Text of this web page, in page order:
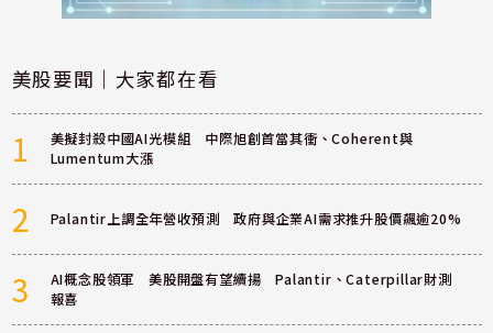
美股要聞｜大家都在看
1
美擬封殺中國AI光模組 中際旭創首當其衝、Coherent與
Lumentum大漲
2 Palantir上調全年營收預測 政府與企業AI需求推升股價飆逾20%
3
AI概念股領軍 美股開盤有望續揚 Palantir、Caterpillar財測
報喜